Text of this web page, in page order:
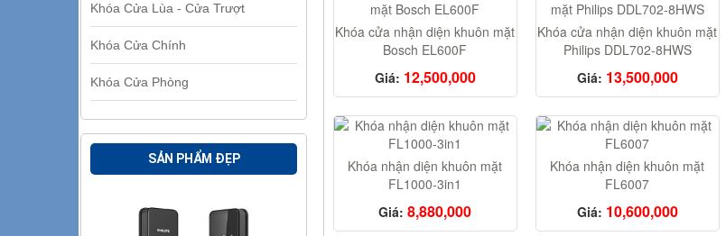
Khóa Cửa Lùa - Cửa Trượt
Khóa Cửa Chính
Khóa Cửa Phòng
SẢN PHẨM ĐẸP
Khóa cửa nhận diện khuôn mặt
Bosch EL600F
Giá: 12,500,000
Khóa cửa nhận diện khuôn mặt
Philips DDL702-8HWS
Giá: 13,500,000
Khóa nhận diện khuôn mặt
FL1000-3in1
Giá: 8,880,000
Khóa nhận diện khuôn mặt
FL6007
Giá: 10,600,000